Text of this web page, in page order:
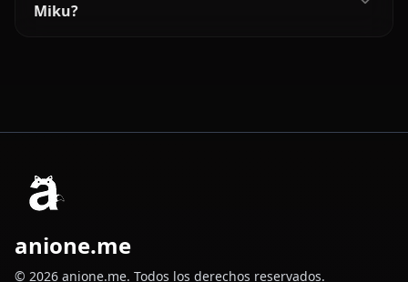
Miku?
anione.me
© 2026 anione.me. Todos los derechos reservados.